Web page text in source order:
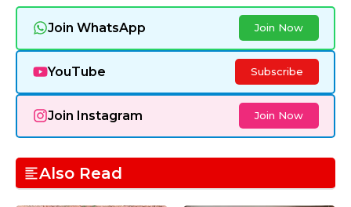
Join WhatsApp Join Now
YouTube Subscribe
Join Instagram Join Now
Also Read